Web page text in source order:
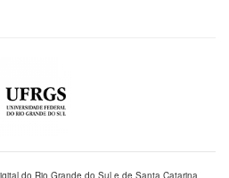
do Rio Grande do Sul e de Santa Catarina